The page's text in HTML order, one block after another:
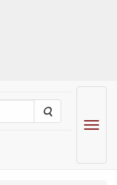
Zoeken
Menu